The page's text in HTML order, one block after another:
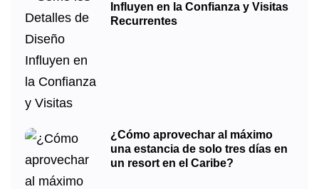
Influyen en la Confianza y Visitas
Recurrentes
¿Cómo aprovechar al máximo
una estancia de solo tres días en
un resort en el Caribe?